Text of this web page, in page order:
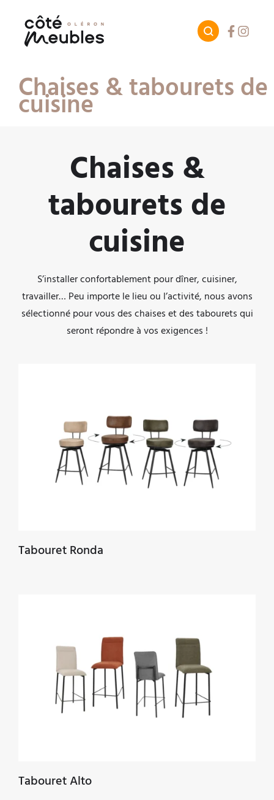
Facebook
Chaises & tabourets de
cuisine
Chaises &
tabourets de
cuisine
S’installer confortablement pour dîner, cuisiner,
travailler… Peu importe le lieu ou l’activité, nous avons
sélectionné pour vous des chaises et des tabourets qui
seront répondre à vos exigences !
Tabouret Ronda
Tabouret Alto